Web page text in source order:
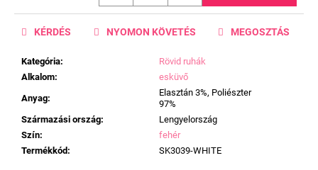
Kategória:
Rövid ruhák
Alkalom:
esküvő
Anyag:
Elasztán 3%, Poliészter
97%
Származási ország:
Lengyelország
Szín:
fehér
Termékkód: SK3039-WHITE
KÉRDÉS NYOMON KÖVETÉS MEGOSZTÁS